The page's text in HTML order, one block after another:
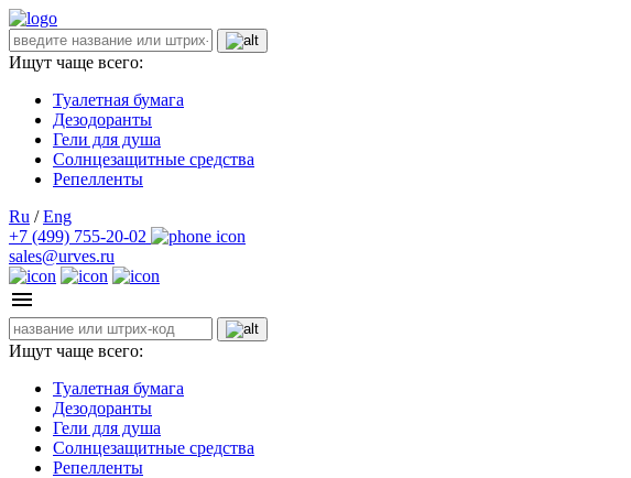
Ищут чаще всего:
Туалетная бумага
Дезодоранты
Гели для душа
Солнцезащитные средства
Репелленты
Ru / Eng
+7 (499) 755-20-02
sales@urves.ru
Ищут чаще всего:
Туалетная бумага
Дезодоранты
Гели для душа
Солнцезащитные средства
Репелленты